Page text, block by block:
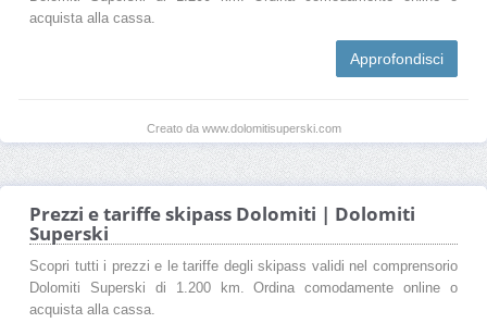
acquista alla cassa.
Approfondisci
Creato da www.dolomitisuperski.com
Prezzi e tariffe skipass Dolomiti | Dolomiti
Superski
Scopri tutti i prezzi e le tariffe degli skipass validi nel comprensorio
Dolomiti Superski di 1.200 km. Ordina comodamente online o
acquista alla cassa.